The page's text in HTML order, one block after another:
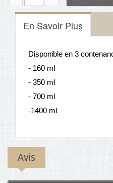
En Savoir Plus
Disponible en 3
- 160 ml
- 350 ml
- 700 ml
-1400 ml
Avis